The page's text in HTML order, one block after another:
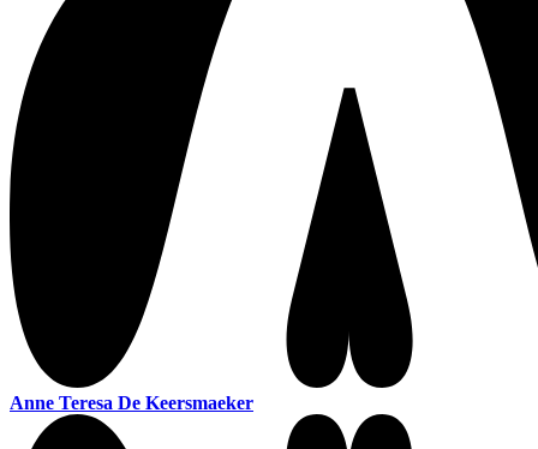
Anne Teresa De Keersmaeker